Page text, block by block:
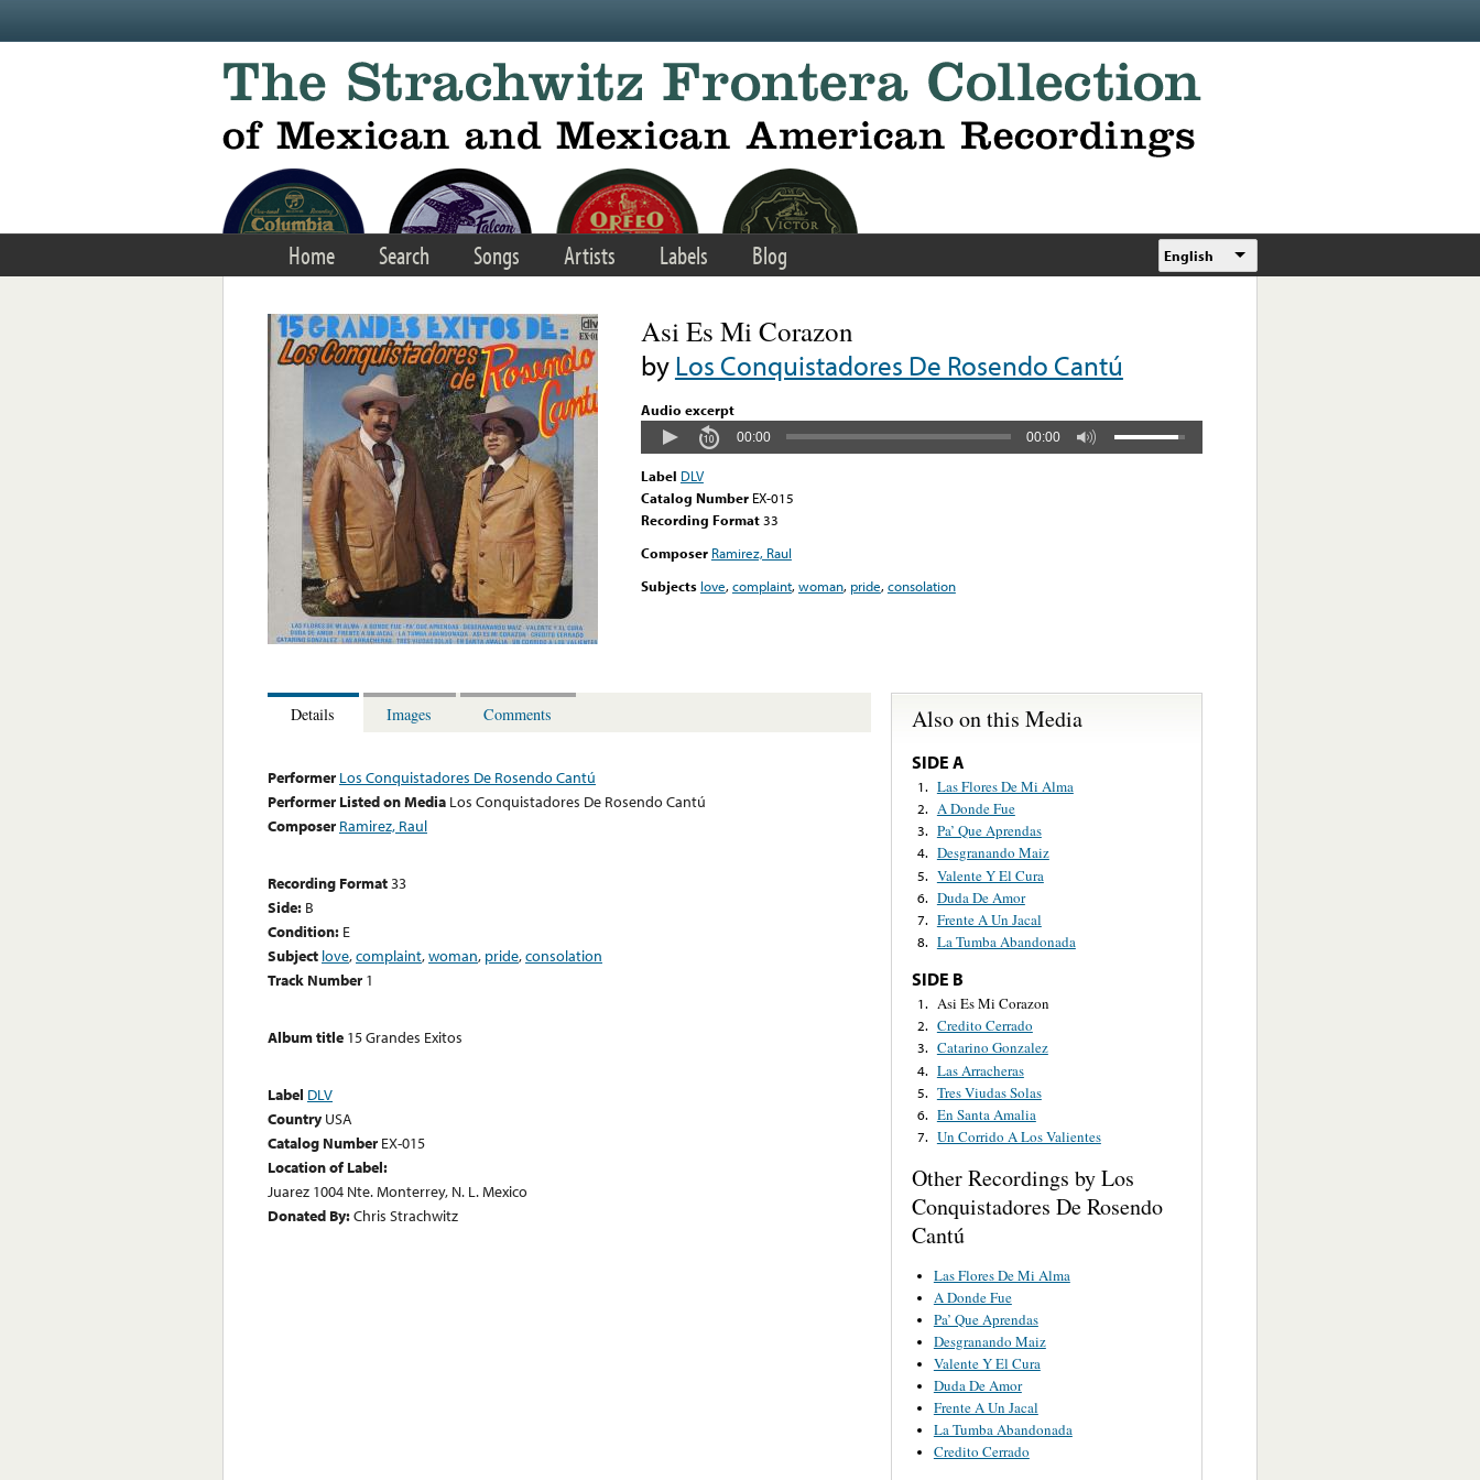
Home Search Songs Artists Labels Blog English
Asi Es Mi Corazon
byLos Conquistadores De Rosendo Cantú
Audio excerpt
00:00 00:00
Label DLV
Catalog Number EX-015
Recording Format33
Composer Ramirez, Raul
Subjects love,complaint,woman, pride,consolation
Details Images Comments
Performer Los Conquistadores De Rosendo Cantú
Performer Listed on Media Los Conquistadores De Rosendo Cantú
Composer Ramirez, Raul
Recording Format33
Side: B
Condition: E
Subject love,complaint,woman, pride,consolation
Track Number 1
Album title 15 Grandes Exitos
Label DLV
Country USA
Catalog Number EX-015
Location of Label:
Juarez 1004 Nte. Monterrey, N. L. Mexico
Donated By:Chris Strachwitz
Also on this Media
SIDE A
1. Las Flores De Mi Alma
2. A Donde Fue
3. Pa’ Que Aprendas
4. Desgranando Maiz
5. Valente Y El Cura
6. Duda De Amor
7. Frente A Un Jacal
8. La Tumba Abandonada
SIDE B
1. Asi Es Mi Corazon
2. Credito Cerrado
3. Catarino Gonzalez
4. Las Arracheras
5. Tres Viudas Solas
6. En Santa Amalia
7. Un Corrido A Los Valientes
Other Recordings by Los
Conquistadores De Rosendo
Cantú
Las Flores De Mi Alma
A Donde Fue
Pa’ Que Aprendas
Desgranando Maiz
Valente Y El Cura
Duda De Amor
Frente A Un Jacal
La Tumba Abandonada
Credito Cerrado